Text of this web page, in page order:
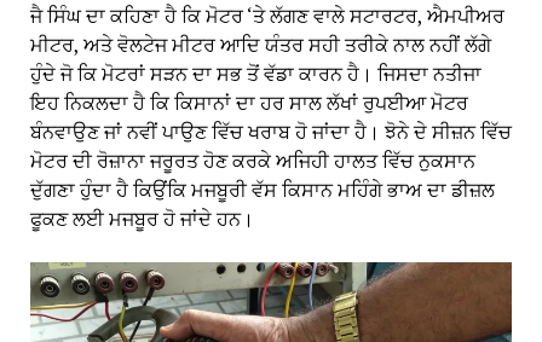
ਜੈ ਸਿੰਘ ਦਾ ਕਹਿਣਾ ਹੈ ਕਿ ਮੋਟਰ ‘ਤੇ ਲੱਗਣ ਵਾਲੇ ਸਟਾਰਟਰ, ਐਮਪੀਅਰ
ਮੀਟਰ, ਅਤੇ ਵੋਲਟੇਜ ਮੀਟਰ ਆਦਿ ਯੰਤਰ ਸਹੀ ਤਰੀਕੇ ਨਾਲ ਨਹੀਂ ਲੱਗੇ
ਹੁੰਦੇ ਜੋ ਕਿ ਮੋਟਰਾਂ ਸੜਨ ਦਾ ਸਭ ਤੋਂ ਵੱਡਾ ਕਾਰਨ ਹੈ। ਜਿਸਦਾ ਨਤੀਜਾ
ਇਹ ਨਿਕਲਦਾ ਹੈ ਕਿ ਕਿਸਾਨਾਂ ਦਾ ਹਰ ਸਾਲ ਲੱਖਾਂ ਰੁਪਈਆ ਮੋਟਰ
ਬੰਨਵਾਉਣ ਜਾਂ ਨਵੀਂ ਪਾਉਣ ਵਿੱਚ ਖਰਾਬ ਹੋ ਜਾਂਦਾ ਹੈ। ਝੋਨੇ ਦੇ ਸੀਜ਼ਨ ਵਿੱਚ
ਮੋਟਰ ਦੀ ਰੋਜ਼ਾਨਾ ਜਰੂਰਤ ਹੋਣ ਕਰਕੇ ਅਜਿਹੀ ਹਾਲਤ ਵਿੱਚ ਨੁਕਸਾਨ
ਦੁੱਗਣਾ ਹੁੰਦਾ ਹੈ ਕਿਉਂਕਿ ਮਜਬੂਰੀ ਵੱਸ ਕਿਸਾਨ ਮਹਿੰਗੇ ਭਾਅ ਦਾ ਡੀਜ਼ਲ
ਫੂਕਣ ਲਈ ਮਜਬੂਰ ਹੋ ਜਾਂਦੇ ਹਨ।